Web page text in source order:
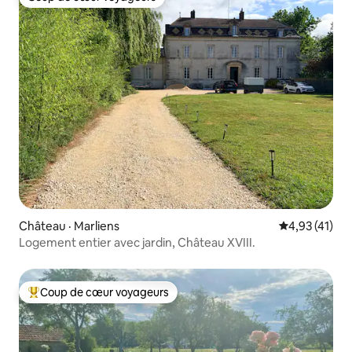
Coup de cœur voyageurs
Château · Marliens Note
4,93 (41)
Logement entier avec jardin, Château XVIII.
Coup de cœur voyageurs parmi les plus aimés
Coup de cœur voyageurs